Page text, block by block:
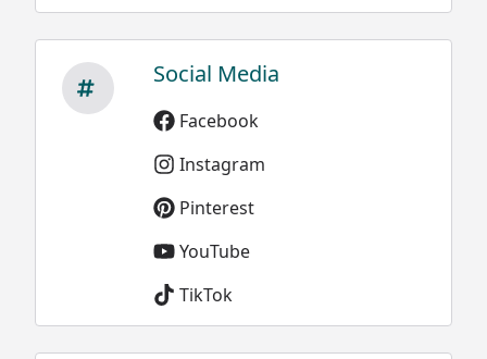
Social Media
Facebook
Instagram
Pinterest
YouTube
TikTok